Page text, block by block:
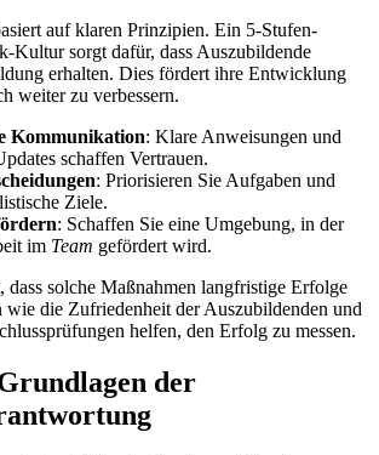
auf klaren Prinzipien. Ein 5-Stufen-
Kultur sorgt dafür, dass Auszubildende
erhalten. Dies fördert ihre Entwicklung
weiter zu verbessern.
Kommunikation: Klare Anweisungen und
schaffen Vertrauen.
: Priorisieren Sie Aufgaben und
Ziele.
: Schaffen Sie eine Umgebung, in der
im Team gefördert wird.
dass solche Maßnahmen langfristige Erfolge
wie die Zufriedenheit der Auszubildenden und
helfen, den Erfolg zu messen.
der